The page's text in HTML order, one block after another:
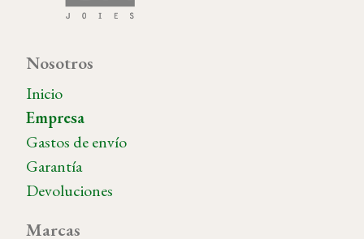
Nosotros
Inicio
Empresa
Gastos de envío
Garantía
Devoluciones
Marcas